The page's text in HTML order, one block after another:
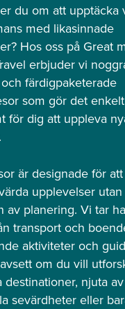
du om att upptäcka
med likasinnade
Hos oss på Great
erbjuder vi
färdigpaketerade
som gör det
för dig att uppleva
är designade för
upplevelser utan
av planering. Vi tar
transport och
aktiviteter och
om du vill
destinationer, njuta av
sevärdheter eller